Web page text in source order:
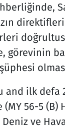
and ilk defa
(MY 56-5 (B)
ve